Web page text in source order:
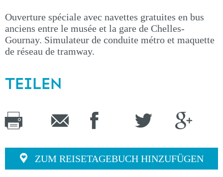
Ouverture spéciale avec navettes gratuites en bus
anciens entre le musée et la gare de Chelles-
Gournay. Simulateur de conduite métro et maquette
de réseau de tramway.
TEILEN
ZUM REISETAGEBUCH HINZUFÜGEN